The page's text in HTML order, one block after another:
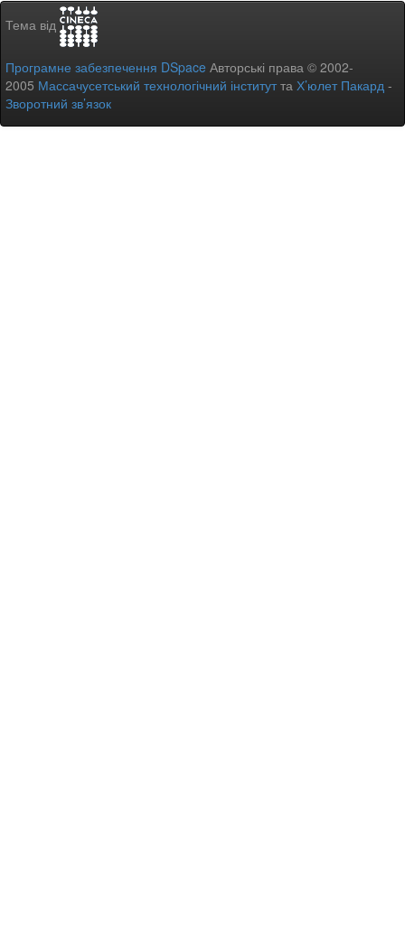
Тема від
Програмне забезпечення DSpace Авторські права © 2002-
2005 Массачусетський технологічний інститутта Х’юлет Пакард -
Зворотний зв’язок